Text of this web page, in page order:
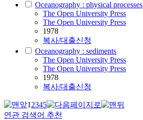
Oceanography : physical processes
The Open University Press
The Open University Press
1978
복사/대출신청
Oceanography : sediments
The Open University Press
The Open University Press
1978
복사/대출신청
12345
연관 검색어 추천